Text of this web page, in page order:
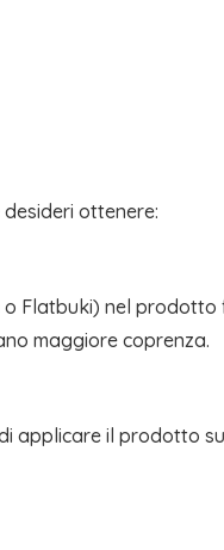
ottenere:
Flatbuki) nel prodotto
maggiore coprenza.
applicare il prodotto